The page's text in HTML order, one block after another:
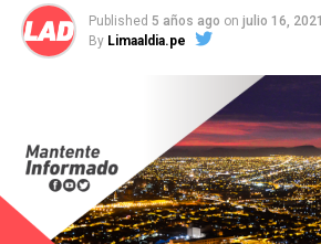
Published 5 años ago on julio 16, 2021
By Limaaldia.pe